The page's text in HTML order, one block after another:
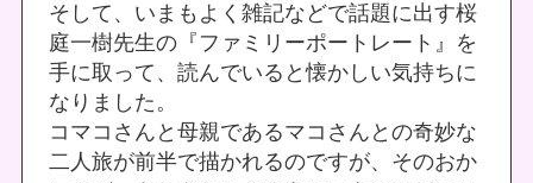
そして、いまもよく雑記などで話題に出す桜
庭一樹先生の『ファミリーポートレート』を
手に取って、読んでいると懐かしい気持ちに
なりました。
コマコさんと母親であるマコさんとの奇妙な
二人旅が前半で描かれるのですが、そのおか